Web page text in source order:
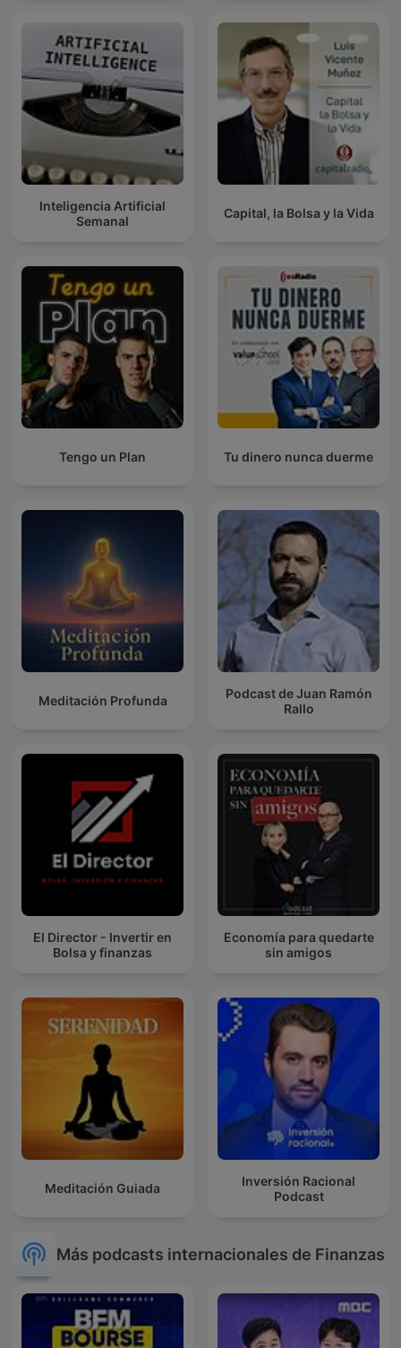
Inteligencia Artificial
Semanal
Capital, la Bolsa y la Vida
Tengo un Plan Tu dinero nunca duerme
Meditación Profunda
Podcast de Juan Ramón
Rallo
El Director - Invertir en
Bolsa y finanzas
Economía para quedarte
sin amigos
Meditación Guiada
Inversión Racional
Podcast
Más podcasts internacionales de Finanzas